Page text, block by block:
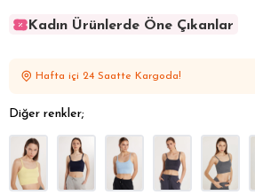
Kadın Ürünlerde Öne Çıkanlar
Kadın Ürünlerde Öne Çıkanlar
Hafta içi 24 Saatte Kargoda!
Diğer renkler;